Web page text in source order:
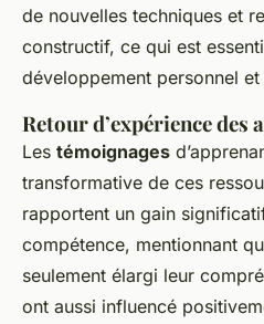
de nouvelles techniques et
constructif, ce qui est
développement personnel
Retour d’expérience des
Les témoignages
transformative de ces
rapportent un gain
compétence, mentionnant
seulement élargi leur
ont aussi influencé